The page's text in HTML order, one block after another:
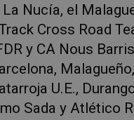
Nucía, el
Cross Road
y CA Nous
U.E.,
Sada y Atlético